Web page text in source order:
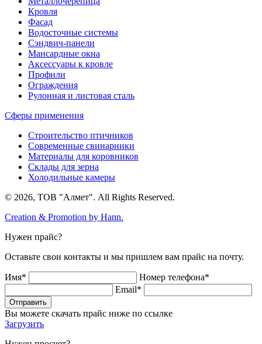
Кровля
Фасад
Водосточные системы
Сэндвич-панели
Мансардные окна
Аксессуары к кровле
Профили
Ограждения
Рулонная и листовая сталь
Сферы применения
Строительство птичников
Современные свинарники
Материалы для коровников
Склады для зерна
Холодильные камеры
© 2026, ТОВ "Алмет". All Rights Reserved.
Creation & Promotion by Hann.
Нужен прайс?
Оставьте свои контакты и мы пришлем вам прайс на почту.
Имя*
Номер телефона*
Email*
Отправить
Вы можете скачать прайс ниже по ссылке
Загрузить